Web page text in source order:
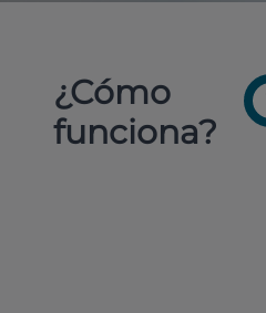
¿Cómo
funciona?